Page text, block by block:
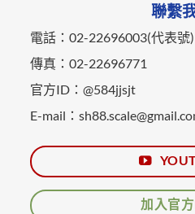
聯繫
電話：02-22696003(代表號)
傳真：02-22696771
官方ID：@584jjsjt
E-mail：
加入官